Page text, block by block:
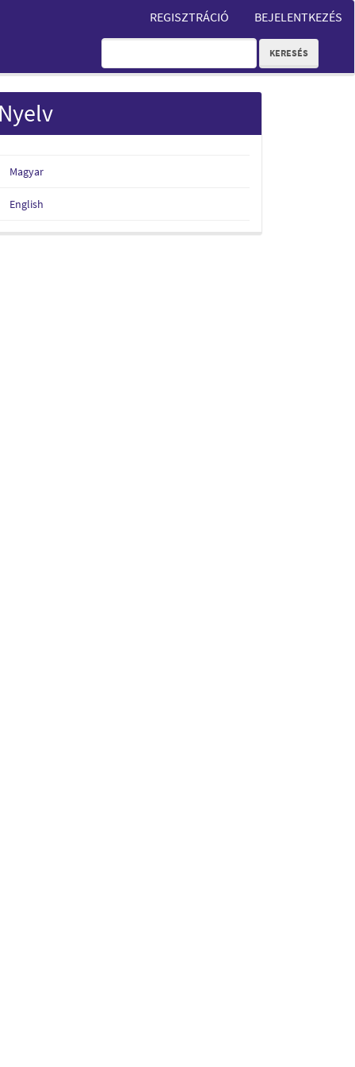
REGISZTRÁCIÓ BEJELENTKEZÉS
KERESÉS
Nyelv
Magyar
English